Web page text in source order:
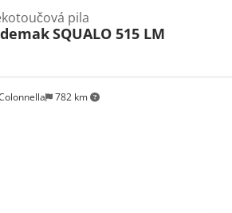
782 km
pila
SQUALO 515 LM